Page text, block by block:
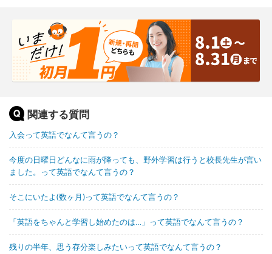
関連する質問
入会って英語でなんて言うの？
今度の日曜日どんなに雨が降っても、野外学習は行うと校長先生が言い
ました。って英語でなんて言うの？
そこにいたよ(数ヶ月)って英語でなんて言うの？
「英語をちゃんと学習し始めたのは…」って英語でなんて言うの？
残りの半年、思う存分楽しみたいって英語でなんて言うの？